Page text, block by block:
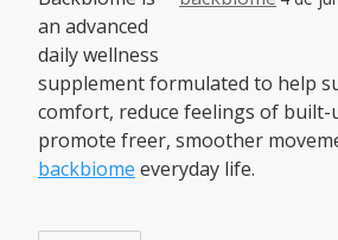
an advanced
daily wellness
supplement formulated to help
comfort, reduce feelings of built-
promote freer, smoother
backbiome everyday life.